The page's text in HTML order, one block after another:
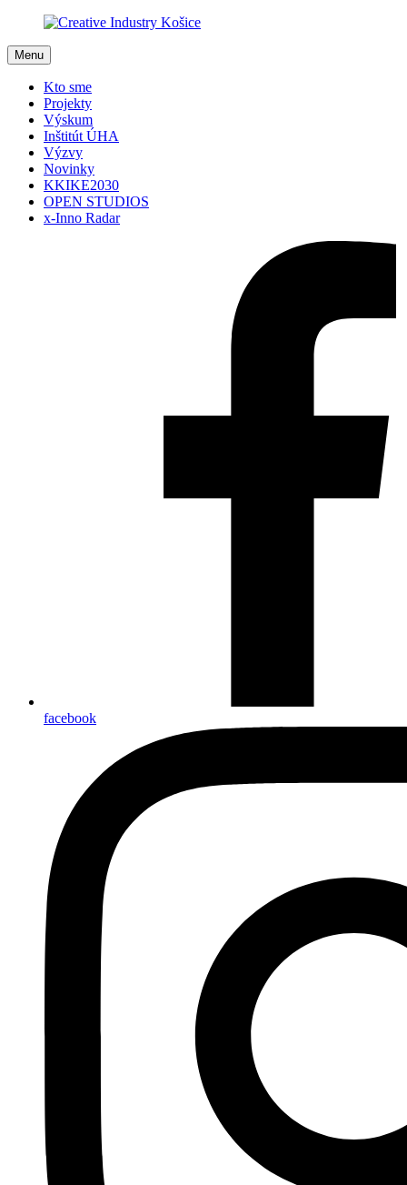
Menu
Kto sme
Projekty
Výskum
Inštitút ÚHA
Výzvy
Novinky
KKIKE2030
OPEN STUDIOS
x-Inno Radar
facebook